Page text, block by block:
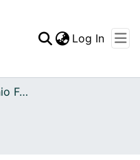
Log In
Archivo del Patrimonio Fotográfico y Fílmico del Valle del Cauca